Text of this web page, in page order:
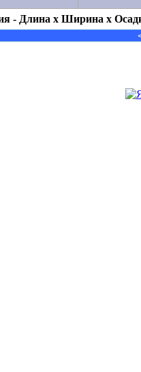
- Длина x Ширина x